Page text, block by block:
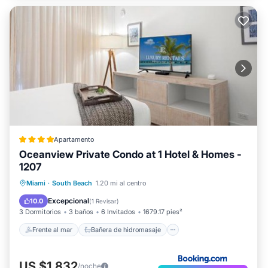
Apartamento
Oceanview Private Condo at 1 Hotel & Homes -
1207
Miami · South Beach 1.20 mi al centro
10.0 Excepcional(1 Revisar)
3 Dormitorios 3 baños 6 Invitados 1679.17 pies²
Frente al mar Bañera de hidromasaje
Frente al mar
Bañera de hidromasaje
Desayuno
Aparcamiento
/noche